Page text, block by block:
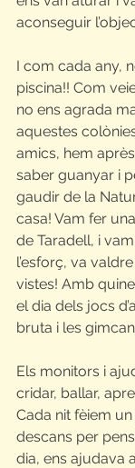
aconseguir
I com cada any,
piscina!! Com
no ens agrada
aquestes
amics, hem
saber guanyar i
gaudir de la
casa! Vam fer
de Taradell, i
l’esforç, va
vistes! Amb
el dia dels jocs
bruta i les
Els monitors i
cridar, ballar,
Cada nit fèiem
descans per
dia, ens ajudava